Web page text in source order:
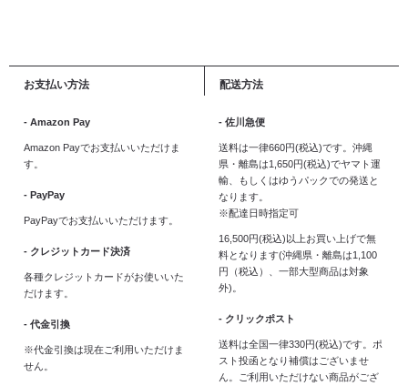
お支払い方法
- Amazon Pay
Amazon Payでお支払いいただけま
す。
- PayPay
PayPayでお支払いいただけます。
- クレジットカード決済
各種クレジットカードがお使いいた
だけます。
- 代金引換
※代金引換は現在ご利用いただけま
せん。
配送方法
- 佐川急便
送料は一律660円(税込)です。沖縄
県・離島は1,650円(税込)でヤマト運
輸、もしくはゆうパックでの発送と
なります。
※配達日時指定可
16,500円(税込)以上お買い上げで無
料となります(沖縄県・離島は1,100
円（税込）、一部大型商品は対象
外)。
- クリックポスト
送料は全国一律330円(税込)です。ポ
スト投函となり補償はございませ
ん。ご利用いただけない商品がござ